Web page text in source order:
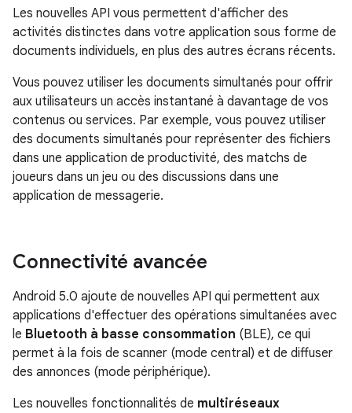
Les nouvelles API vous permettent d'afficher des
activités distinctes dans votre application sous forme de
documents individuels, en plus des autres écrans récents.
Vous pouvez utiliser les documents simultanés pour offrir
aux utilisateurs un accès instantané à davantage de vos
contenus ou services. Par exemple, vous pouvez utiliser
des documents simultanés pour représenter des fichiers
dans une application de productivité, des matchs de
joueurs dans un jeu ou des discussions dans une
application de messagerie.
Connectivité avancée
Android 5.0 ajoute de nouvelles API qui permettent aux
applications d'effectuer des opérations simultanées avec
le Bluetooth à basse consommation (BLE), ce qui
permet à la fois de scanner (mode central) et de diffuser
des annonces (mode périphérique).
Les nouvelles fonctionnalités de multiréseaux